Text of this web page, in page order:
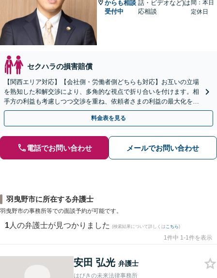
からも相談
受付中
話・ビデオなど)は
応相談
間：本日
定休日
セクハラの損害賠償
【関西エリア対応】【会社側・労働者側どちらも対応】お互いの立場
を熟知した和解交渉により、多角的な視点で折り合いを付けます。相
手方の利益も考慮しつつ交渉を重ね、依頼者さまの利益の最大化を目
指す「不当解雇／労災の損害賠償請求／未払い残業代請求」
料金表を見る
電話でお問い合わせ メールでお問い合わせ
羽曳野市に所在する弁護士
羽曳野市の事務所等での面談予約が可能です。
1 人の弁護士が見つかりました (検索結果について詳しくは こちら)
1件中 1-1件を表示
安田 弘光 弁護士
はびきの未来法律事務所